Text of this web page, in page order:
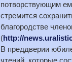
потворствующим
стремится
благородстве
(http://
В преддверии